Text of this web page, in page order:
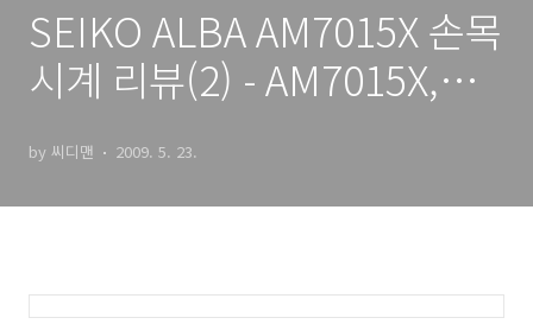
SEIKO ALBA AM7015X 손목
시계 리뷰(2) - AM7015X,
by 씨디맨 2009. 5. 23.